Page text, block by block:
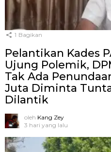
1 Bagikan
Pelantikan Kades
Ujung Polemik,
Tak Ada
Juta Diminta
Dilantik
oleh Kang Zey
3 hari yang lalu